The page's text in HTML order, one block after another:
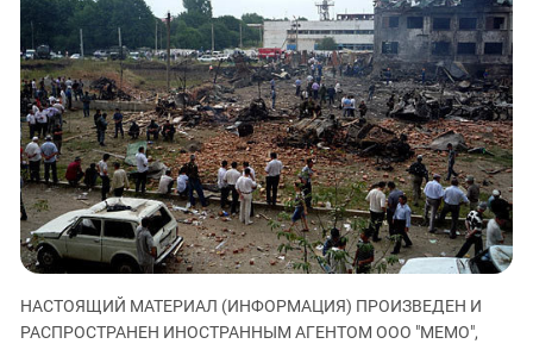
ЗАСТАВЛЯЕТ
КАВКАЗ ЗА ПАЛЕСТИНУ
ИНАКОМЫСЛИЕ В ЧЕЧНЕ
ПРЕСЛЕДОВАНИЕ АКТИВИСТОВ
МОБИЛИЗАЦИЯ И ПРОТЕСТЫ
Дагестан
Ингушетия
Кабардино-Балкария
Калмыкия
Карачаево-Черкесия
Краснодарский край
Нагорный Карабах
Российская Федерация
Ростовская область
НАСТОЯЩИЙ МАТЕРИАЛ (ИНФОРМАЦИЯ) ПРОИЗВЕДЕН И
РАСПРОСТРАНЕН ИНОСТРАННЫМ АГЕНТОМ ООО "МЕМО",